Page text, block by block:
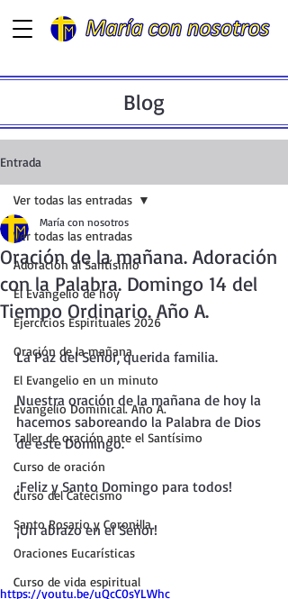
Blog
Entrada
Ver todas las entradas
Adoración al Santísimo
El Evangelio de hoy
Ejercicios Espirituales 2026
Oración de la mañana
El Evangelio en un minuto
Evangelio Dominical. Año A.
Taller de oración ante el Santísimo
Curso de oración
Curso del Catecismo
Santo Rosario y Coronilla
Oraciones Eucarísticas
Curso de vida espiritual
Ver todas las entradas
Oración de la mañana. Adoración
con la Palabra. Domingo 14 del
Tiempo Ordinario. Año A.
María con nosotros
La Paz del Señor, querida familia.
Nuestra oración de la mañana de hoy la
hacemos saboreando la Palabra de Dios
de este Domingo.
¡Feliz y Santo Domingo para todos!
¡Un abrazo en el Señor!
https://youtu.be/uQcC0sYLWhc